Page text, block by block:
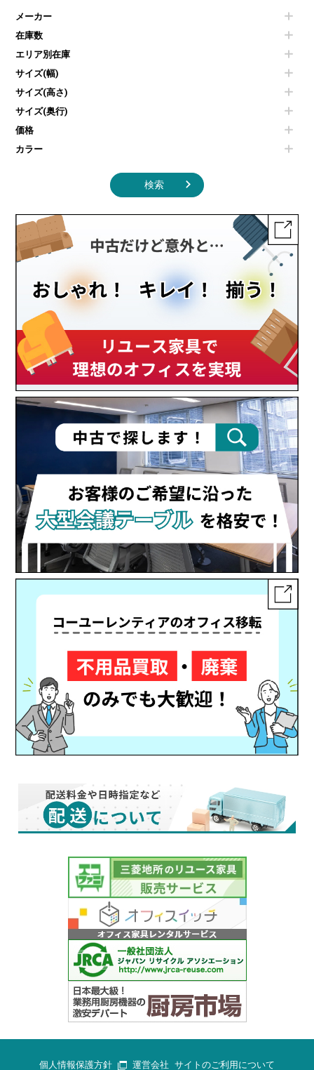
その他OA機器
コートハンガー・ポールハンガー
傘立て
食器棚・キッチンキャビネット
カタログスタンド
オフィスアクセサリーその他
カウンターテーブル
センターテーブル・サイドテーブル
ベンチ・スツール
ソファ
シェルフ
ダストボックス（ゴミ箱）
インテリア家具その他
冷蔵庫・洗濯機
空気清浄機・加湿器
液晶テレビ・モニター類
エアコン
掃除機
季節家電
メーカー
在庫数
エリア別在庫
サイズ(幅)
サイズ(高さ)
サイズ(奥行)
価格
カラー
検索
個人情報保護方針 運営会社 サイトのご利用について